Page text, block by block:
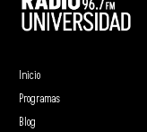
Inicio
Programas
Blog